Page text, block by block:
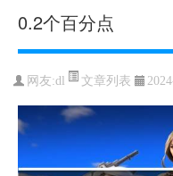
0.2个百分点
网友:dl 文章列表